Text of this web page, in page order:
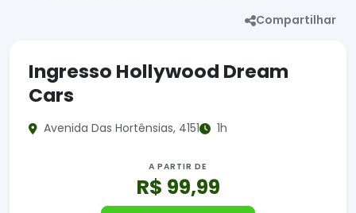
Compartilhar
Ingresso Hollywood Dream
Cars
Avenida Das Hortênsias, 4151 1h
A PARTIR DE
R$ 99,99